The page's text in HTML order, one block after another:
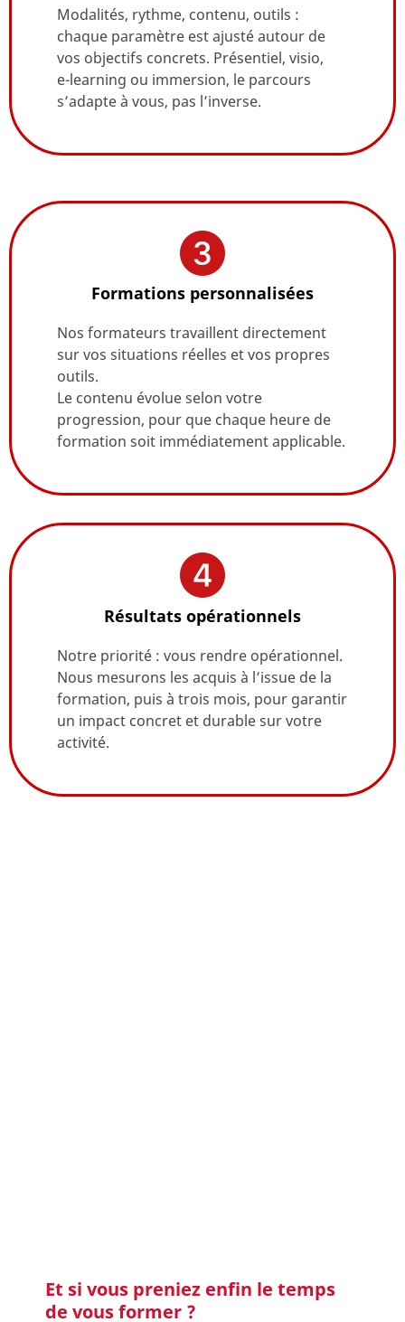
Modalités, rythme, contenu, outils :
chaque paramètre est ajusté autour de
vos objectifs concrets. Présentiel, visio,
e-learning ou immersion, le parcours
s’adapte à vous, pas l’inverse.
Formations personnalisées
Nos formateurs travaillent directement
sur vos situations réelles et vos propres
outils.
Le contenu évolue selon votre
progression, pour que chaque heure de
formation soit immédiatement applicable.
Résultats opérationnels
Notre priorité : vous rendre opérationnel.
Nous mesurons les acquis à l’issue de la
formation, puis à trois mois, pour garantir
un impact concret et durable sur votre
activité.
Et si vous preniez enfin le temps
de vous former ?